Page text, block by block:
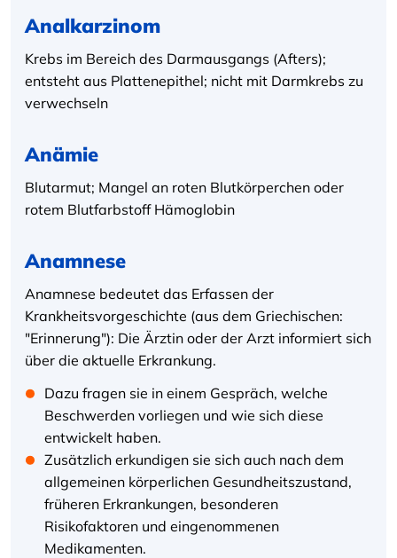
Analkarzinom
Krebs im Bereich des Darmausgangs (Afters);
entsteht aus Plattenepithel; nicht mit Darmkrebs zu
verwechseln
Anämie
Blutarmut; Mangel an roten Blutkörperchen oder
rotem Blutfarbstoff Hämoglobin
Anamnese
Anamnese bedeutet das Erfassen der
Krankheitsvorgeschichte (aus dem Griechischen:
"Erinnerung"): Die Ärztin oder der Arzt informiert sich
über die aktuelle Erkrankung.
Dazu fragen sie in einem Gespräch, welche
Beschwerden vorliegen und wie sich diese
entwickelt haben.
Zusätzlich erkundigen sie sich auch nach dem
allgemeinen körperlichen Gesundheitszustand,
früheren Erkrankungen, besonderen
Risikofaktoren und eingenommenen
Medikamenten.